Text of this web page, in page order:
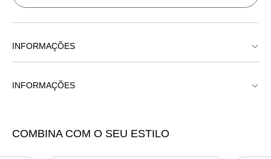
INFORMAÇÕES
INFORMAÇÕES
COMBINA COM O SEU ESTILO